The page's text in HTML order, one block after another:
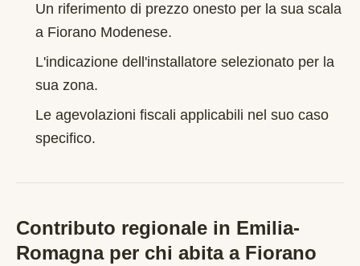
Un riferimento di prezzo onesto per la sua scala
a Fiorano Modenese.
L'indicazione dell'installatore selezionato per la
sua zona.
Le agevolazioni fiscali applicabili nel suo caso
specifico.
Contributo regionale in Emilia-
Romagnaper chi abita a Fiorano